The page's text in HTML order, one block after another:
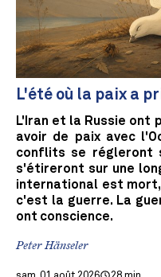
L'été où la paix a
L'Iran et la Russie ont
avoir de paix avec
conflits se régleront
s'étireront sur une
international est
c'est la guerre. La
ont conscience.
Peter Hänseler